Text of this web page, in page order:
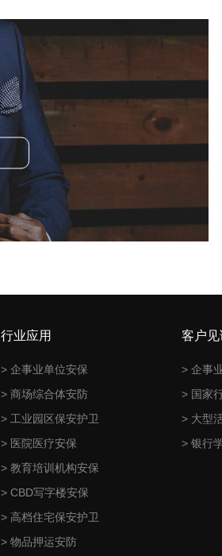
行业应用
> 企事业单位安保
> 商场综合体安防
> 工业园区保安护卫
> 医院医疗安保
> 教育培训机构安保
> CBD写字楼安保
> 高档住宅保安护卫
> 物品押运安防
客户见
> 企事
> 国家
> 大型
> 银行